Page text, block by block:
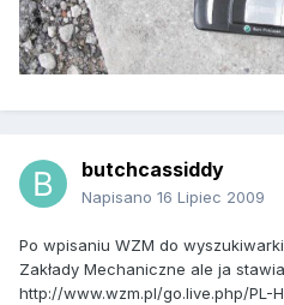
butchcassiddy
Napisano 16 Lipiec 2009
Po wpisaniu WZM do
Zakłady Mechaniczne ale ja
http://www.wzm.pl/go.live.php/PL-